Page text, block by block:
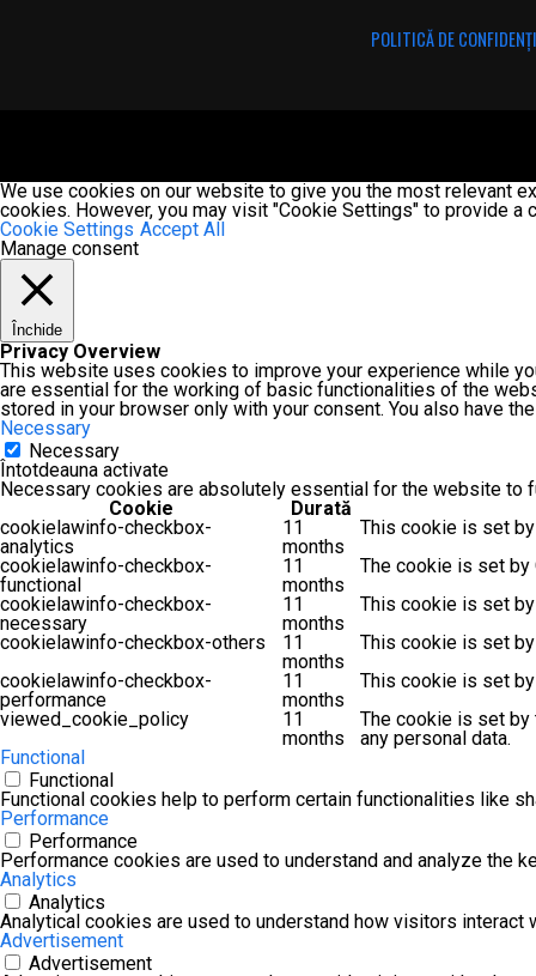
POLITICĂ DE
We use cookies on our website to give you the most relevant
cookies. However, you may visit "Cookie Settings" to provide a
Cookie Settings Accept All
Manage consent
Închide
Privacy Overview
This website uses cookies to improve your experience while
are essential for the working of basic functionalities of the
stored in your browser only with your consent. You also have
Necessary
Necessary
Întotdeauna activate
Necessary cookies are absolutely essential for the website to
Cookie
Durată
cookielawinfo-checkbox-
analytics
11
months
This cookie is set
cookielawinfo-checkbox-
functional
11
months
The cookie is set by
cookielawinfo-checkbox-
necessary
11
months
This cookie is set
cookielawinfo-checkbox-others
11
months
This cookie is set
cookielawinfo-checkbox-
performance
11
months
This cookie is set
viewed_cookie_policy
11
months
The cookie is set by
any personal data.
Functional
Functional
Functional cookies help to perform certain functionalities like
Performance
Performance
Performance cookies are used to understand and analyze the
Analytics
Analytics
Analytical cookies are used to understand how visitors
Advertisement
Advertisement